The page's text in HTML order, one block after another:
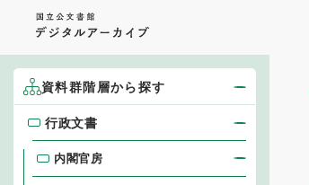
資料群階層から探す
行政文書
行政文書
内閣官房